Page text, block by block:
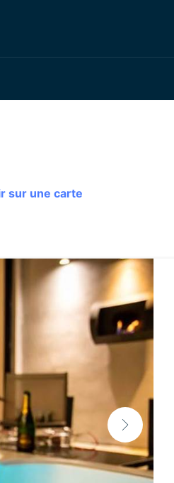
sur une carte